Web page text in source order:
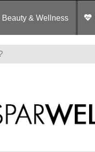
Beauty & Wellness